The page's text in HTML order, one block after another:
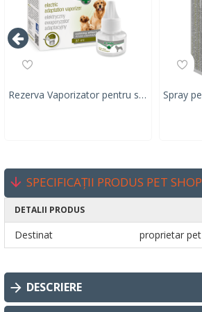
Rezerva Vaporizator pentru sprijin comportamental, stres&anxietate, la caini, Dr. Seidel, 37 ml
SPECIFICAȚII PRODUS PET SHOP
DETALII PRODUS
Destinat proprietar pet
DESCRIERE